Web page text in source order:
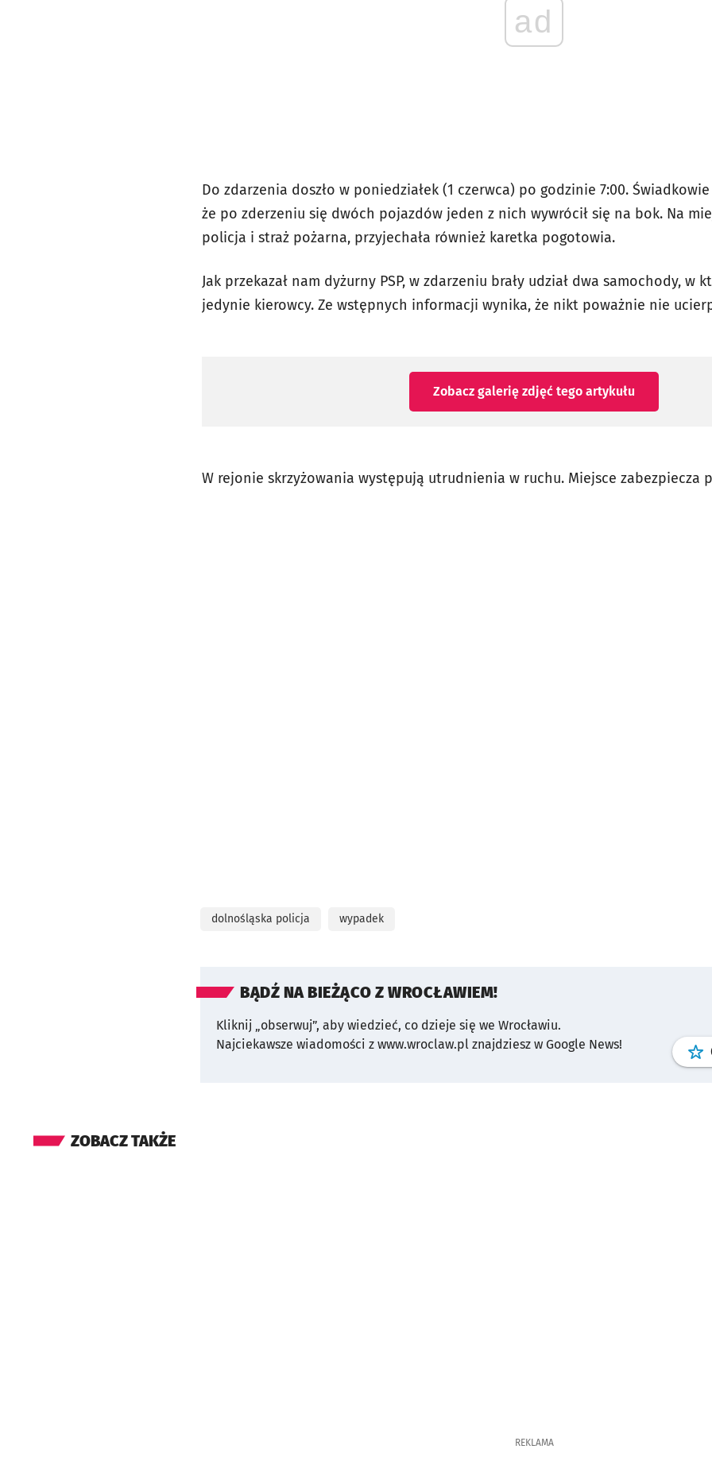
ad
Do zdarzenia doszło w poniedziałek (1 czerwca) po godzinie 7:00.
że po zderzeniu się dwóch pojazdów jeden z nich wywrócił się na bok. Na
policja i straż pożarna, przyjechała również karetka pogotowia.
Jak przekazał nam dyżurny PSP, w zdarzeniu brały udział dwa samochody, w
jedynie kierowcy. Ze wstępnych informacji wynika, że nikt poważnie nie
Zobacz galerię zdjęć tego artykułu
W rejonie skrzyżowania występują utrudnienia w ruchu. Miejsce zabezpiecza
dolnośląska policja wypadek
BĄDŹ NA BIEŻĄCO Z WROCŁAWIEM!
Kliknij „obserwuj”, aby wiedzieć, co dzieje się we Wrocławiu.
Najciekawsze wiadomości z www.wroclaw.pl znajdziesz w Google News!
ZOBACZ TAKŻE
REKLAMA